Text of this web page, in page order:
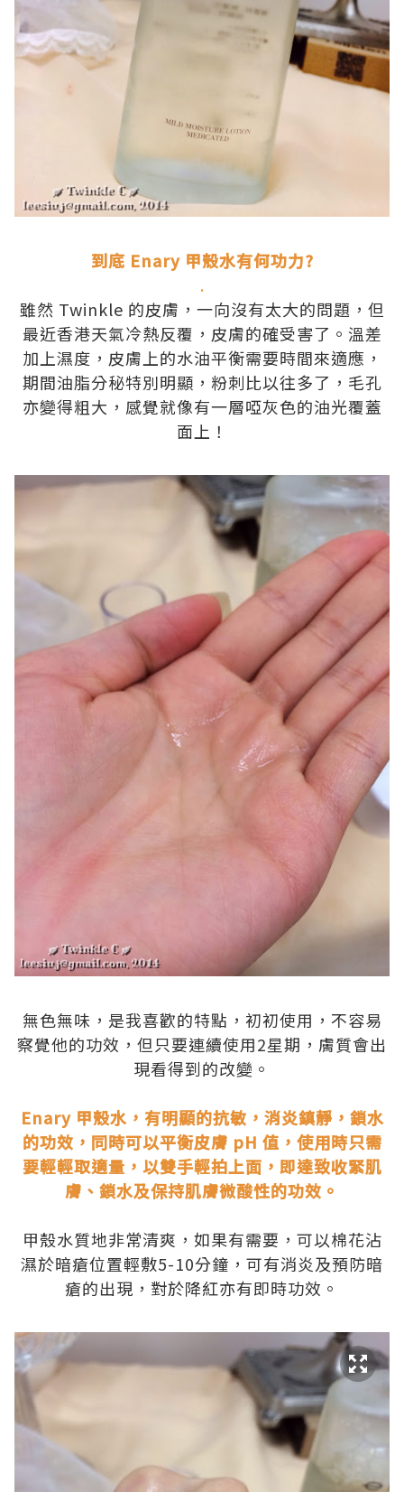
到底 Enary 甲殼水有何功力?
.
雖然 Twinkle 的皮膚，一向沒有太大的問題，但
最近香港天氣冷熱反覆，皮膚的確受害了。溫差
加上濕度，皮膚上的水油平衡需要時間來適應，
期間油脂分秘特別明顯，粉刺比以往多了，毛孔
亦變得粗大，感覺就像有一層啞灰色的油光覆蓋
面上！
無色無味，是我喜歡的特點，初初使用，不容易
察覺他的功效，但只要連續使用2星期，膚質會出
現看得到的改變。
Enary 甲殼水，有明顯的抗敏，消炎鎮靜，鎖水
的功效，同時可以平衡皮膚 pH 值，使用時只需
要輕輕取適量，以雙手輕拍上面，即達致收緊肌
膚、鎖水及保持肌膚微酸性的功效。
甲殼水質地非常清爽，如果有需要，可以棉花沾
濕於暗瘡位置輕敷5-10分鐘，可有消炎及預防暗
瘡的出現，對於降紅亦有即時功效。